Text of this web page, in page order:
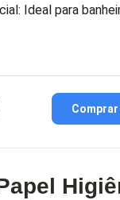
Ideal para
Comprar